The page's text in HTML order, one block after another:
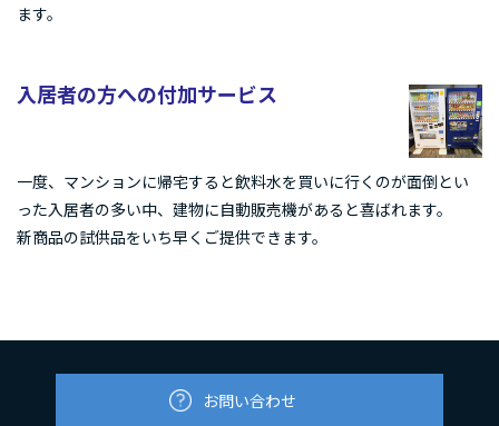
ます。
入居者の方への付加サービス
一度、マンションに帰宅すると飲料水を買いに行くのが面倒とい
った入居者の多い中、建物に自動販売機があると喜ばれます。
新商品の試供品をいち早くご提供できます。
お問い合わせ